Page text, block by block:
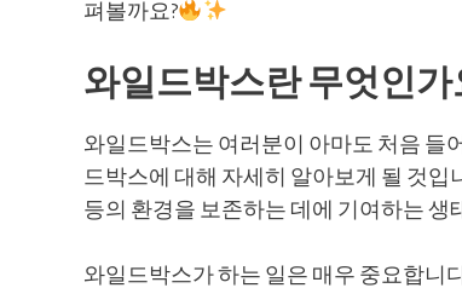
펴볼까요?
와일드박스란 무엇인가
와일드박스는 여러분이 아마도 처음 들
드박스에 대해 자세히 알아보게 될 것입
등의 환경을 보존하는 데에 기여하는 생
와일드박스가 하는 일은 매우 중요합니